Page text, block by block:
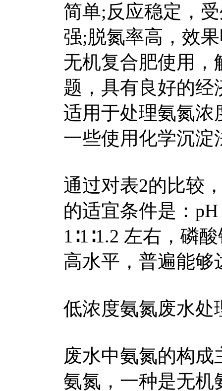
简单;反应稳定，
强;脱氮率高，效
无机复合肥使用
题，具有良好的
适用于处理氨氮浓
一些使用化学沉淀
通过对表2的比较
的适宜条件是：pH
1∶1∶1.2 左右，磷
高水平，普遍能够
低浓度氨氮废水处
废水中氨氮的构
氨氮，一种是无机